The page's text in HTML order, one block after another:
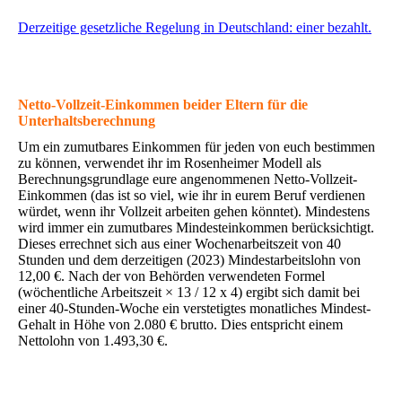
Derzeitige gesetzliche Regelung in Deutschland: einer bezahlt.
Netto-Vollzeit-Einkommen beider Eltern für die
Unterhaltsberechnung
Um ein zumutbares Einkommen für jeden von euch bestimmen
zu können, verwendet ihr im Rosenheimer Modell als
Berechnungsgrundlage eure angenommenen Netto-Vollzeit-
Einkommen (das ist so viel, wie ihr in eurem Beruf verdienen
würdet, wenn ihr Vollzeit arbeiten gehen könntet). Mindestens
wird immer ein zumutbares Mindesteinkommen berücksichtigt.
Dieses errechnet sich aus einer Wochenarbeitszeit von 40
Stunden und dem derzeitigen (2023) Mindestarbeitslohn von
12,00 €. Nach der von Behörden verwendeten Formel
(wöchentliche Arbeitszeit × 13 / 12 x 4) ergibt sich damit bei
einer 40-Stunden-Woche ein verstetigtes monatliches Mindest-
Gehalt in Höhe von 2.080 € brutto. Dies entspricht einem
Nettolohn von 1.493,30 €.